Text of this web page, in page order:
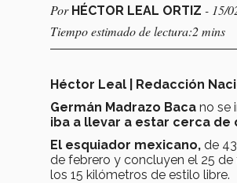
Por HÉCTOR LEAL ORTIZ - 15/
Tiempo estimado de lectura:2 mins
Héctor Leal | Redacción
Germán Madrazo Baca no se
iba a llevar a estar cerca de
El esquiador mexicano, de
de febrero y concluyen el 25 de
los 15 kilómetros de estilo libre.